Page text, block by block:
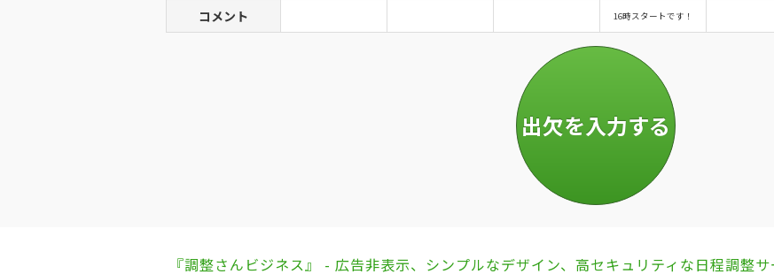
コメント 16時スタートです！
『調整さんビジネス』 - 広告非表示、シンプルなデザイン、高セキュリティな日程調整